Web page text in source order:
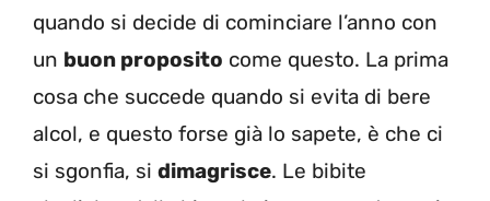
quando si decide di cominciare l’anno con
un buon proposito come questo. La prima
cosa che succede quando si evita di bere
alcol, e questo forse già lo sapete, è che ci
si sgonfia, si dimagrisce. Le bibite